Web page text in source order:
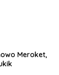
Meroket,